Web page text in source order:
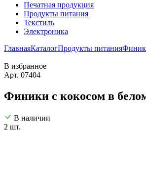
Печатная продукция
Продукты питания
Текстиль
Электроника
ГлавнаяКаталогПродукты питания
В избранное
Арт. 07404
Финики с кокосом в
В наличии
2 шт.